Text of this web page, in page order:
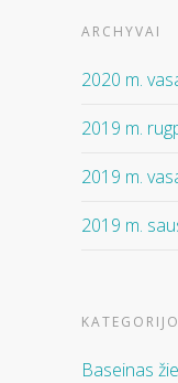
ARCHYVAI
2020 m.
2019 m.
2019 m.
2019 m.
Baseinas